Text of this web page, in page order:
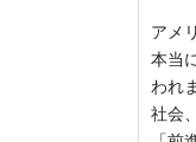
アメ
本当
われ
社会